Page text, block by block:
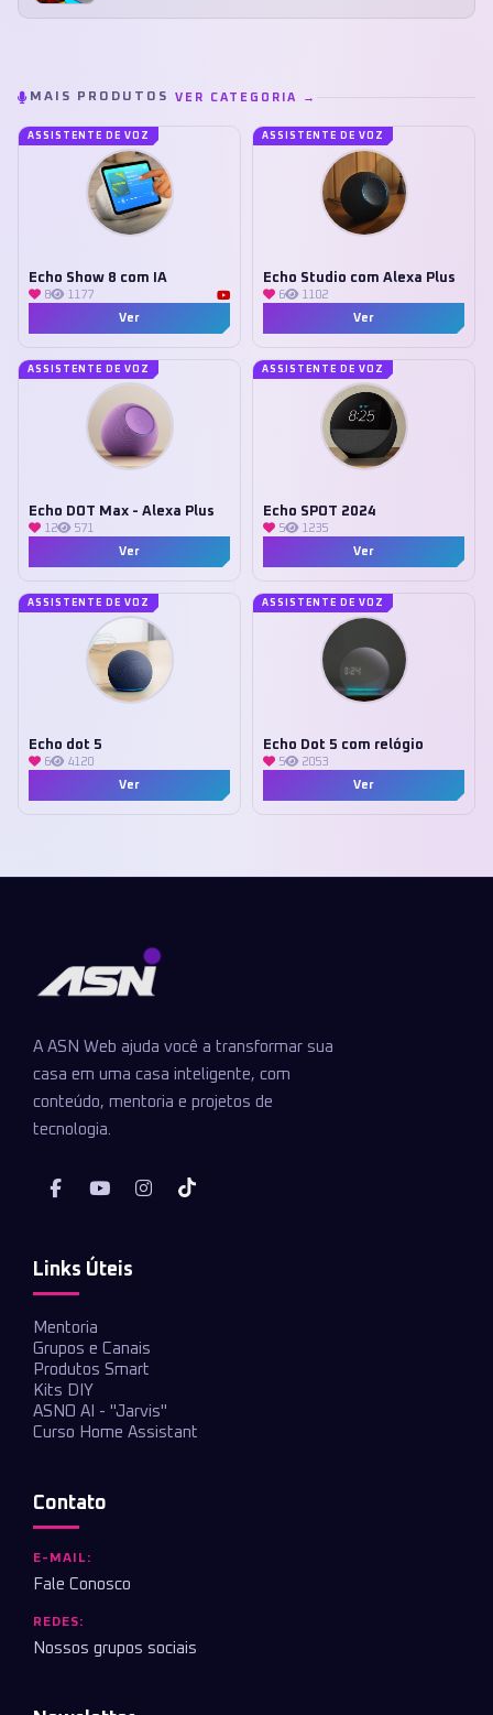
MAIS PRODUTOS VER CATEGORIA →
ASSISTENTE DE VOZ
Echo Show 8 com IA
8
1177
Ver
ASSISTENTE DE VOZ
Echo Studio com Alexa Plus
6
1102
Ver
ASSISTENTE DE VOZ
Echo DOT Max - Alexa Plus
12
571
Ver
ASSISTENTE DE VOZ
Echo SPOT 2024
5
1235
Ver
ASSISTENTE DE VOZ
Echo dot 5
6
4120
Ver
ASSISTENTE DE VOZ
Echo Dot 5 com relógio
5
2053
Ver
A ASN Web ajuda você a transformar sua
casa em uma casa inteligente, com
conteúdo, mentoria e projetos de
tecnologia.
Links Úteis
Mentoria
Grupos e Canais
Produtos Smart
Kits DIY
ASNO AI - "Jarvis"
Curso Home Assistant
Contato
E-MAIL:
Fale Conosco
REDES:
Nossos grupos sociais